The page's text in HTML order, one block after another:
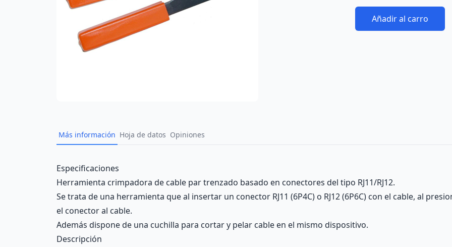
Añadir al carro
Más información Hoja de datos Opiniones
Description
Especificaciones
Herramienta crimpadora de cable par trenzado basado en conectores del tipo RJ11/RJ12.
Se trata de una herramienta que al insertar un conector RJ11 (6P4C) o RJ12 (6P6C) con el cable, al
el conector al cable.
Además dispone de una cuchilla para cortar y pelar cable en el mismo dispositivo.
Descripción